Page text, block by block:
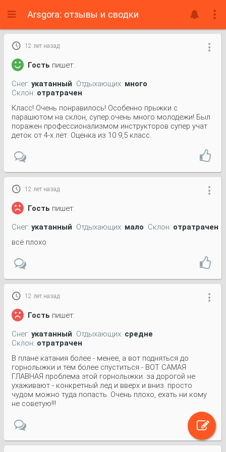
Arsgora: отзывы и сводки
 12 лет назад 
Гость пишет:
Снег: укатанный Отдыхающих: много
Склон: отратрачен
Класс! Очень понравилось! Особенно прыжки с
парашютом на склон, супер.очень много молодежи! Был
поражен профессионализмом инструкторов супер учат
деток от 4-х лет. Оценка из 10 9,5 класс.
 12 лет назад 
Гость пишет:
Снег: укатанный Отдыхающих: мало Склон: отратрачен
всё плохо
 12 лет назад 
Гость пишет:
Снег: укатанный Отдыхающих: средне
Склон: отратрачен
В плане катания более - менее, а вот подняться до
горнолыжки и тем более спуститься - ВОТ САМАЯ
ГЛАВНАЯ проблема этой горнолыжки. за дорогой не
ухаживают - конкретный лед и вверх и вниз. просто
чудом можно туда попасть. Очень плохо, ехать ни кому
не советую!!!